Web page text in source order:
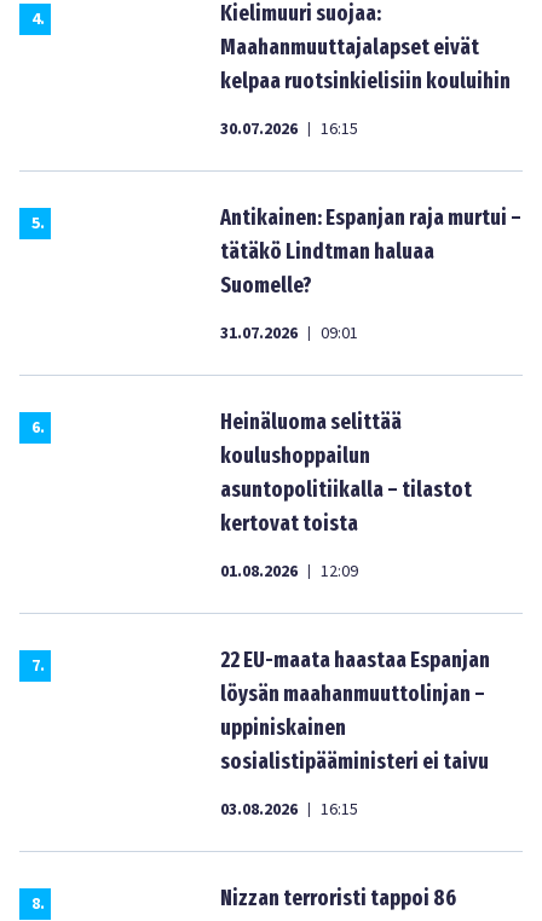
4.
Kielimuuri suojaa:
Maahanmuuttajalapset eivät
kelpaa ruotsinkielisiin kouluihin
30.07.2026 | 16:15
5.
Antikainen: Espanjan raja murtui –
tätäkö Lindtman haluaa
Suomelle?
31.07.2026 | 09:01
6.
Heinäluoma selittää
koulushoppailun
asuntopolitiikalla – tilastot
kertovat toista
01.08.2026 | 12:09
7.
22 EU-maata haastaa Espanjan
löysän maahanmuuttolinjan –
uppiniskainen
sosialistipääministeri ei taivu
03.08.2026 | 16:15
8.
Nizzan terroristi tappoi 86